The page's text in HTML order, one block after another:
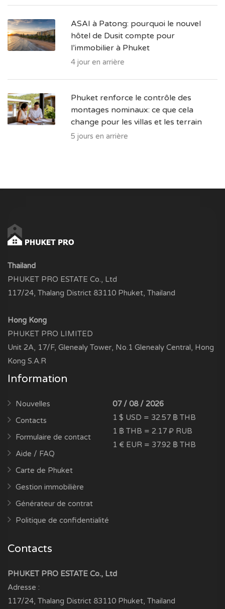
ASAI à Patong: pourquoi le nouvel
hôtel de Dusit compte pour
l’immobilier à Phuket
4 jour en arrière
Phuket renforce le contrôle des
montages nominaux: ce que cela
change pour les villas et les terrain
5 jours en arrière
Thailand
PHUKET PRO ESTATE Co., Ltd
117/24, Thalang District 83110 Phuket, Thailand
Hong Kong
PHUKET PRO LIMITED
Unit 2A, 17/F, Glenealy Tower, No.1 Glenealy Central, Hong
Kong S.A.R
Information
Nouvelles
Contacts
Formulaire de contact
Aide / FAQ
Carte de Phuket
Gestion immobilière
Générateur de contrat
Politique de confidentialité
07 / 08 / 2026
1 $ USD = 32.57 ฿ THB
1 ฿ THB = 2.17 ₽ RUB
1 € EUR = 37.92 ฿ THB
Contacts
PHUKET PRO ESTATE Co., Ltd
Adresse :
117/24, Thalang District 83110 Phuket, Thailand